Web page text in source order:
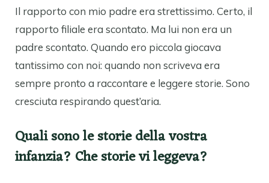
Il rapporto con mio padre era strettissimo. Certo, il
rapporto filiale era scontato. Ma lui non era un
padre scontato. Quando ero piccola giocava
tantissimo con noi: quando non scriveva era
sempre pronto a raccontare e leggere storie. Sono
cresciuta respirando quest’aria.
Quali sono le storie della vostra
infanzia? Che storie vi leggeva?